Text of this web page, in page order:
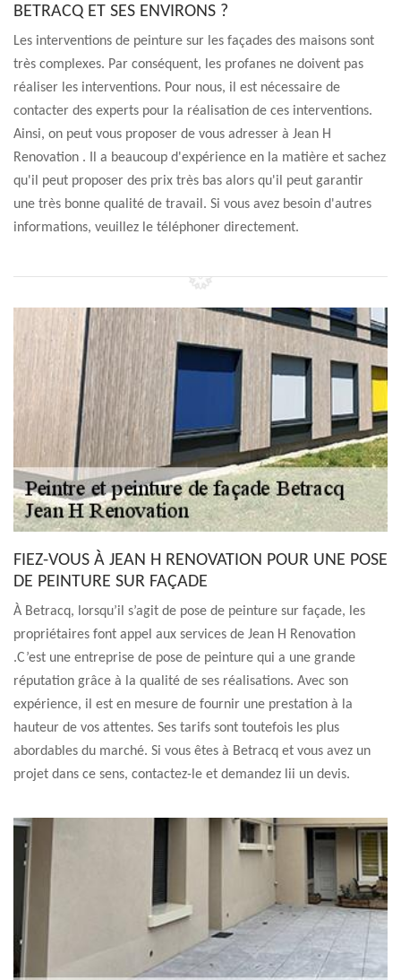
BETRACQ ET SES ENVIRONS ?
Les interventions de peinture sur les façades des maisons sont
très complexes. Par conséquent, les profanes ne doivent pas
réaliser les interventions. Pour nous, il est nécessaire de
contacter des experts pour la réalisation de ces interventions.
Ainsi, on peut vous proposer de vous adresser à Jean H
Renovation . Il a beaucoup d'expérience en la matière et sachez
qu'il peut proposer des prix très bas alors qu'il peut garantir
une très bonne qualité de travail. Si vous avez besoin d'autres
informations, veuillez le téléphoner directement.
FIEZ-VOUS À JEAN H RENOVATION POUR UNE POSE
DE PEINTURE SUR FAÇADE
À Betracq, lorsqu’il s’agit de pose de peinture sur façade, les
propriétaires font appel aux services de Jean H Renovation
.C’est une entreprise de pose de peinture qui a une grande
réputation grâce à la qualité de ses réalisations. Avec son
expérience, il est en mesure de fournir une prestation à la
hauteur de vos attentes. Ses tarifs sont toutefois les plus
abordables du marché. Si vous êtes à Betracq et vous avez un
projet dans ce sens, contactez-le et demandez lii un devis.